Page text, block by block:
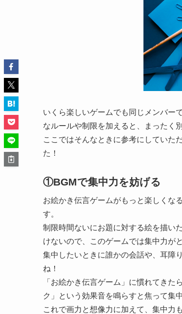
いくら楽しいゲームでも同じメンバー
なルールや制限を加えると、まったく
ここではそんなときに参考にしていた
た！
①BGMで集中力を妨げる
お絵かき伝言ゲームがもっと楽しくな
す。
制限時間ないにお題に対する絵を描い
けないので、このゲームでは集中力が
集中したいときに誰かの会話や、耳障
ね！
「お絵かき伝言ゲーム」に慣れてきた
ク」という効果音を鳴らすと焦って集
これで画力と想像力に加えて、集中力